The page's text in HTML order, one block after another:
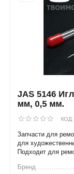
JAS 5146
мм, 0,5 мм.
КОД:
Запчасти для
для
Подходит для
Бренд